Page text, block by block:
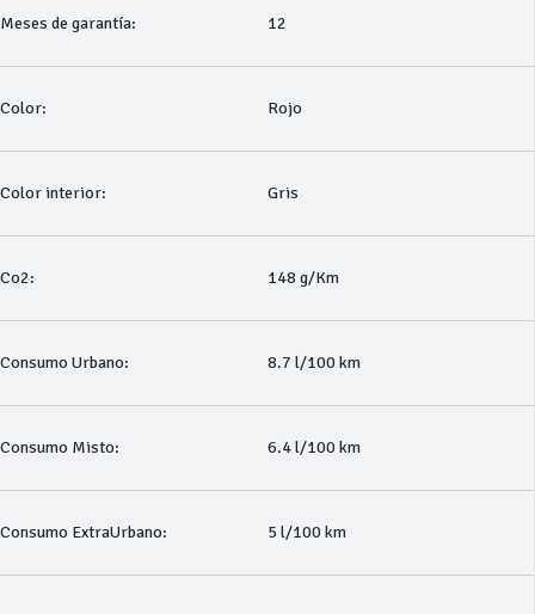
Meses de garantía: 12
Color: Rojo
Color interior: Gris
Co2: 148 g/Km
Consumo Urbano: 8.7 l/100 km
Consumo Misto: 6.4 l/100 km
Consumo ExtraUrbano: 5 l/100 km